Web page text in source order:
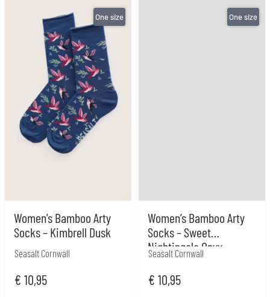
Women’s Bamboo Arty
Socks – Kimbrell Dusk
Seasalt Cornwall
€ 10,95
One size
Women’s Bamboo Arty
Socks – Sweet
Nightingale Onyx
Seasalt Cornwall
€ 10,95
One size